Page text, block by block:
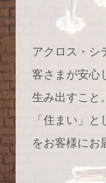
アクロス・シ
客さまが安心
生み出すこと。
「住まい」
をお客様にお